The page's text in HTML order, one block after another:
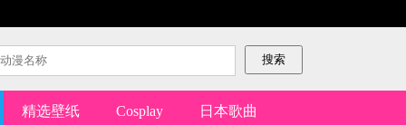
精选壁纸 Cosplay 日本歌曲